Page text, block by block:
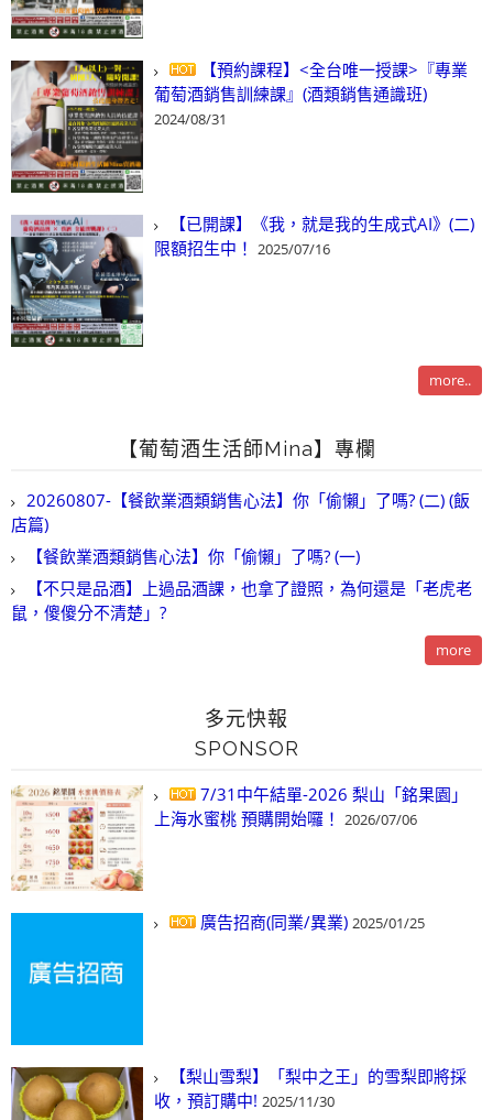
【預約課程】<全台唯一授課>『專業
葡萄酒銷售訓練課』(酒類銷售通識班)
2024/08/31
【已開課】《我，就是我的生成式AI》(二)
限額招生中！ 2025/07/16
more..
【葡萄酒生活師Mina】專欄
20260807-【餐飲業酒類銷售心法】你「偷懶」了嗎? (二) (飯
店篇)
【餐飲業酒類銷售心法】你「偷懶」了嗎? (一)
【不只是品酒】上過品酒課，也拿了證照，為何還是「老虎老
鼠，傻傻分不清楚」?
more
多元快報
SPONSOR
7/31中午結單-2026 梨山「銘果園」
上海水蜜桃 預購開始囉！ 2026/07/06
廣告招商(同業/異業) 2025/01/25
【梨山雪梨】「梨中之王」的雪梨即將採
收，預訂購中! 2025/11/30